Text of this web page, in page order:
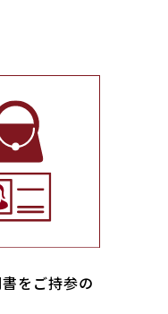
をご持参の